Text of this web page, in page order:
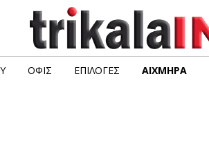
ΟΦΙΣ ΕΠΙΛΟΓΈΣ ΑΙΧΜΗΡΆ